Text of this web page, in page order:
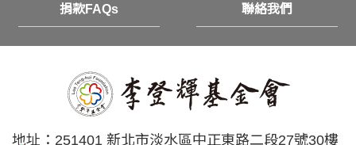
捐款FAQs 聯絡我們
地址： 251401 新北市淡水區中正東路二段27號30樓